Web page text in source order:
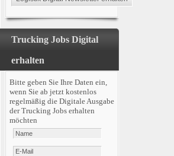
Trucking Jobs Digital
erhalten
Bitte geben Sie Ihre Daten ein,
wenn Sie ab jetzt kostenlos
regelmäßig die Digitale Ausgabe
der Trucking Jobs erhalten
möchten